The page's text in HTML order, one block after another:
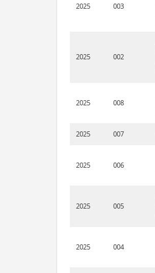
2025 003
2025 002
2025 008
2025 007
2025 006
2025 005
2025 004